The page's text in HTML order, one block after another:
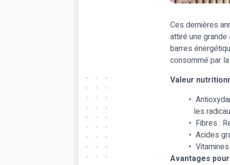
Ces dernières
attiré une
barres
consommé par
Valeur
les
Fibres :
Acides
Avantages